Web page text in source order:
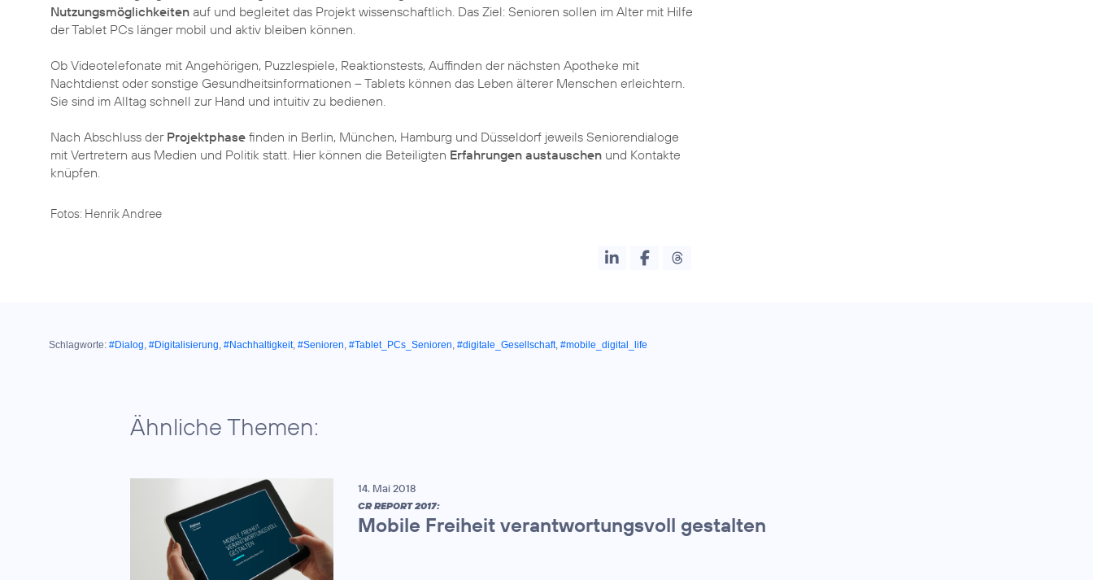
Nutzungsmöglichkeiten auf und begleitet das Projekt wissenschaftlich. Das Ziel: Senioren sollen im Alter mit Hilfe
der Tablet PCs länger mobil und aktiv bleiben können.
Ob Videotelefonate mit Angehörigen, Puzzlespiele, Reaktionstests, Auffinden der nächsten Apotheke mit
Nachtdienst oder sonstige Gesundheitsinformationen – Tablets können das Leben älterer Menschen erleichtern.
Sie sind im Alltag schnell zur Hand und intuitiv zu bedienen.
Nach Abschluss der Projektphase finden in Berlin, München, Hamburg und Düsseldorf jeweils Seniorendialoge
mit Vertretern aus Medien und Politik statt. Hier können die Beteiligten Erfahrungen austauschen und Kontakte
knüpfen.
Fotos: Henrik Andree
Schlagworte: #Dialog, #Digitalisierung, #Nachhaltigkeit, #Senioren, #Tablet_PCs_Senioren, #digitale_Gesellschaft, #mobile_digital_life
Ähnliche Themen:
14. Mai 2018
CR REPORT 2017:
Mobile Freiheit verantwortungsvoll gestalten